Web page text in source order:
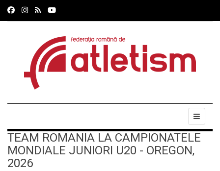
TEAM ROMANIA LA CAMPIONATELE
MONDIALE JUNIORI U20 - OREGON,
2026